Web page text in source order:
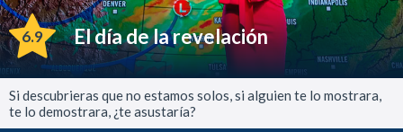
6.9 El día de la revelación
Si descubrieras que no estamos solos, si alguien te lo mostrara,
te lo demostrara, ¿te asustaría?